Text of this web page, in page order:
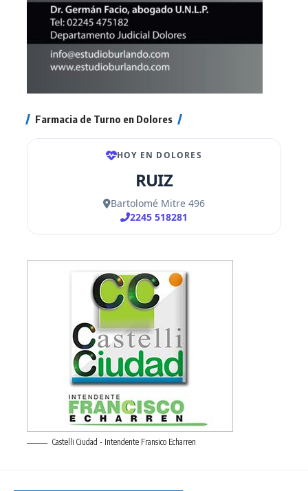
Farmacia de Turno en Dolores
Castelli Ciudad - Intendente Fransico Echarren